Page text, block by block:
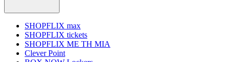
SHOPFLIX max
SHOPFLIX tickets
SHOPFLIX ΜΕ ΤΗ ΜΙΑ
Clever Point